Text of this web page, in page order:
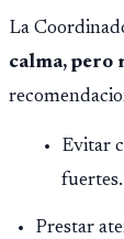
La
calma, pero
Evitar
fuertes.
Prestar